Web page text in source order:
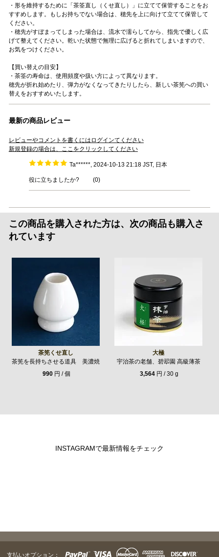
・形を維持するために「茶筌直し（くせ直し）」に立てて保管することをお
すすめします。もしお持ちでない場合は、穂先を上に向けて立てて保管して
ください。
・穂先がすぼまってしまった場合は、流水で濡らしてから、指先で優しく広
げて整えてください。乾いた状態で無理に広げると折れてしまいますので、
お気をつけください。
【買い替えの目安】
・茶筌の寿命は、使用頻度や扱い方によって異なります。
穂先が折れ始めたり、弾力がなくなってきたりしたら、新しい茶筅への買い
替えをおすすめいたします。
最新の商品レビュー
レビューやコメントを書くにはログインてください
新規登録の場合は、ここをクリックしてください
Ta******, 2024-10-13 21:18 JST, 日本
役に立ちましたか? (0)
この商品を購入された方は、次の商品も購入さ
れています
茶筅くせ直し
茶筅を長持ちさせる道具 美濃焼
990円 / 個
大極
宇治茶の老舗、碧翆園 高級薄茶
3,564円 / 30 g
INSTAGRAMで最新情報をチェック
支払いオプション：